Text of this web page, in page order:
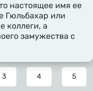
настоящее имя ее
Гюльбахар или
коллеги, а
замужества с
Page
3 Page
4 Page
5